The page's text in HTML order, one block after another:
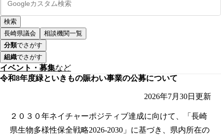
長崎県議会
相談機関一覧
分類でさがす
組織でさがす
イベント・募集など
令和8年度緑といきもの賑わい事業の公募について
2026年7月30日 更新
２０３０年ネイチャーポジティブ達成に向けて、「長崎
県生物多様性保全戦略2026-2030」に基づき、県内所在の